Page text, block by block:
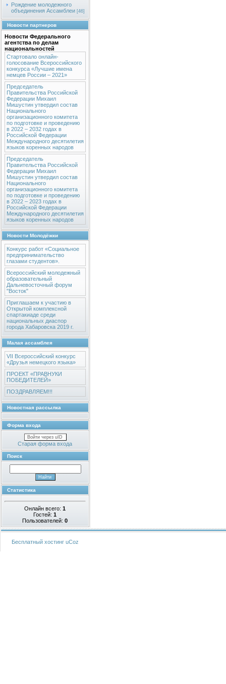
Рождение молодежного
объединения Ассамблеи [46]
Новости партнеров
Новости Федерального
агентства по делам
национальностей
Стартовало онлайн-
голосование Всероссийского
конкурса «Лучшие имена
немцев России – 2021»
Председатель
Правительства Российской
Федерации Михаил
Мишустин утвердил состав
Национального
организационного комитета
по подготовке и проведению
в 2022 – 2032 годах в
Российской Федерации
Международного десятилетия
языков коренных народов
Председатель
Правительства Российской
Федерации Михаил
Мишустин утвердил состав
Национального
организационного комитета
по подготовке и проведению
в 2022 – 2023 годах в
Российской Федерации
Международного десятилетия
языков коренных народов
Новости Молодёжки
Конкурс работ «Социальное
предпринимательство
глазами студентов».
Всероссийский молодежный
образовательный
Дальневосточный форум
"Восток"
Приглашаем к участию в
Открытой комплексной
спартакиаде среди
национальных диаспор
города Хабаровска 2019 г.
Малая ассамблея
VII Всероссийский конкурс
«Друзья немецкого языка»
ПРОЕКТ «ПРАВНУКИ
ПОБЕДИТЕЛЕЙ»
ПОЗДРАВЛЯЕМ!!!
Новостная рассылка
Форма входа
Войти через uID
Старая форма входа
Поиск
Статистика
Онлайн всего:1
Гостей:1
Пользователей:0
Бесплатный хостинг uCoz